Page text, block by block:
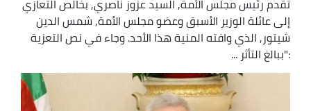
تقدم رئيس مجلس الأمة, السيد عزوز ناصري, بخالص التعازي
إلى عائلة الوزير الأسبق وعضو مجلس الأمة, شمس الدين
شيتور, الذي وافته المنية هذا الأحد. وجاء في نص التعزية
:"ببالغ التأثر ...